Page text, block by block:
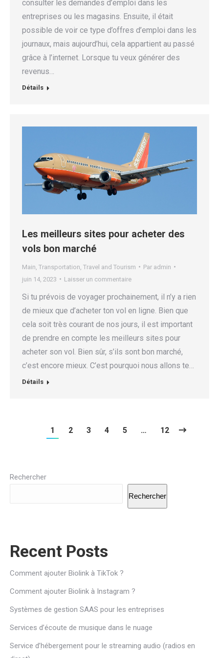
consulter les demandes d’emploi dans les
entreprises ou les magasins. Ensuite, il était
possible de voir ce type d’offres d’emploi dans les
journaux, mais aujourd’hui, cela appartient au passé
grâce à l’internet. Lorsque tu veux générer des
revenus…
Détails
Les meilleurs sites pour acheter des
vols bon marché
Main Transportation Travel and Tourism Par admin
juin 14, 2023
Laisser un commentaire
Si tu prévois de voyager prochainement, il n’y a rien
de mieux que d’acheter ton vol en ligne. Bien que
cela soit très courant de nos jours, il est important
de prendre en compte les meilleurs sites pour
acheter son vol. Bien sûr, s’ils sont bon marché,
c’est encore mieux. C’est pourquoi nous allons te…
Détails
1 2 3 4 5 … 12
Rechercher
Rechercher
Recent Posts
Comment ajouter Biolink à TikTok ?
Comment ajouter Biolink à Instagram ?
Systèmes de gestion SAAS pour les entreprises
Services d’écoute de musique dans le nuage
Service d’hébergement pour le streaming audio (radios en